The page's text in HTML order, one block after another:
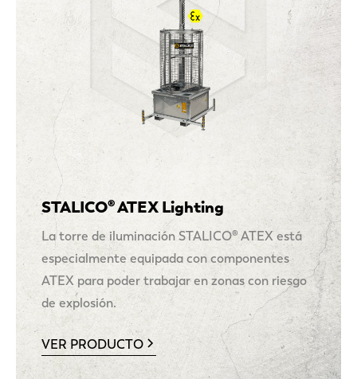
STALICO® ATEX Lighting
La torre de iluminación STALICO® ATEX está
especialmente equipada con componentes
ATEX para poder trabajar en zonas con riesgo
de explosión.
VER PRODUCTO